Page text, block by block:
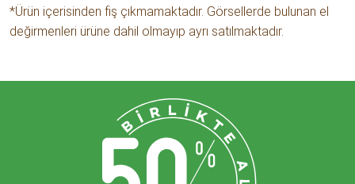
*Ürün içerisinden fiş çıkmamaktadır. Görsellerde bulunan el
değirmenleri ürüne dahil olmayıp ayrı satılmaktadır.